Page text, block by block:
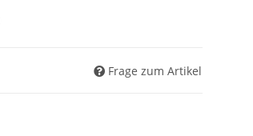
Frage zum Artikel